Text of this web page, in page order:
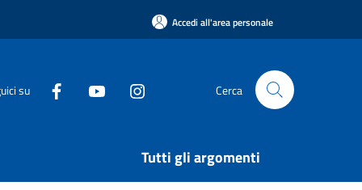
Accedi all'area personale
su Cerca
Tutti gli argomenti